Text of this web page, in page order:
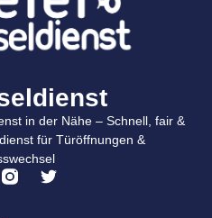
in der Nähe – Schnell, fair &
für Türöffnungen &